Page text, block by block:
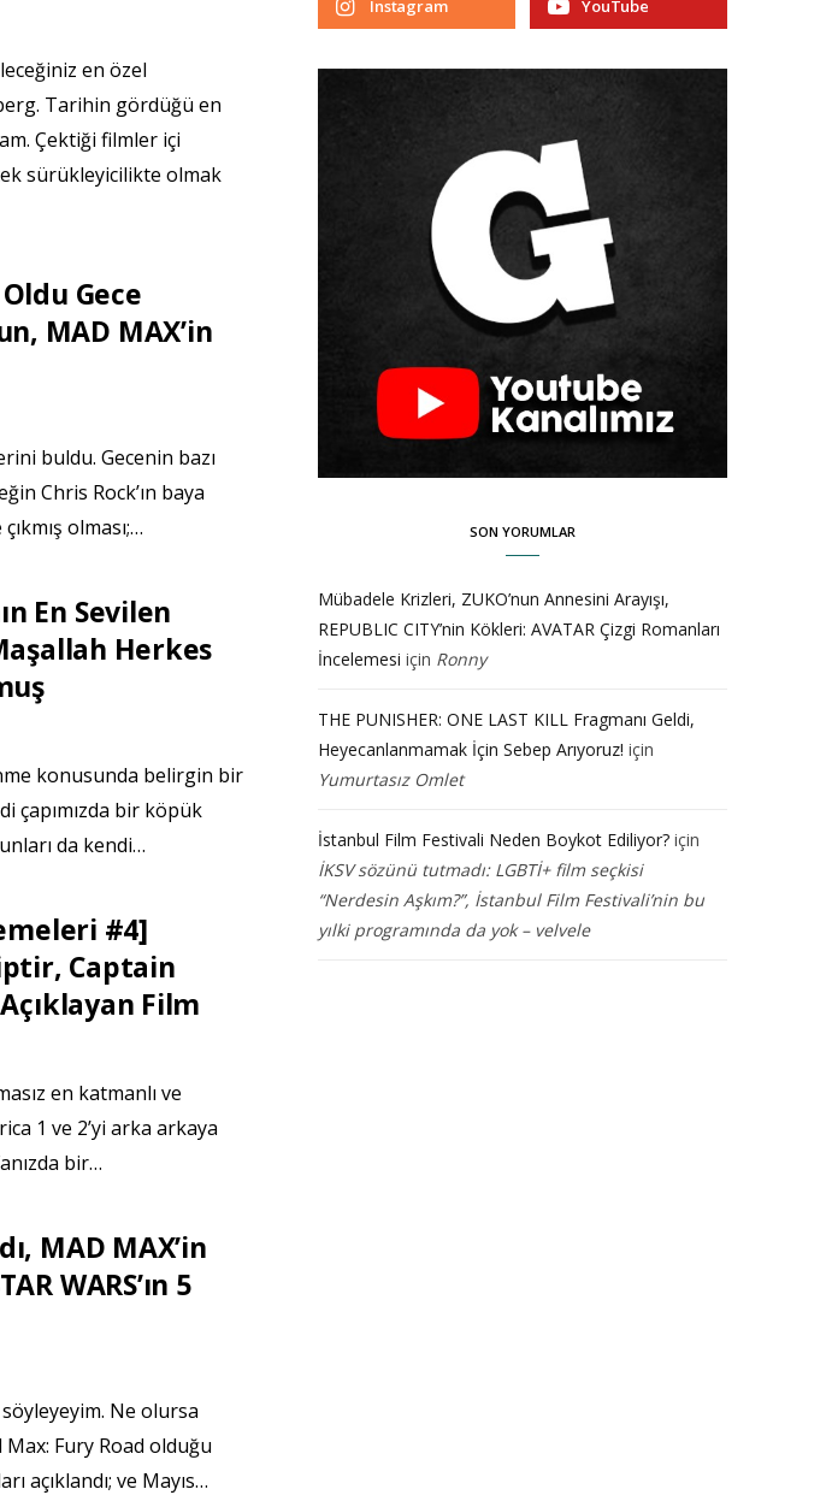
en özel
Tarihin gördüğü en
Çektiği filmler içi
sürükleyicilikte olmak
Gece
MAD MAX’in
buldu. Gecenin bazı
Chris Rock’ın baya
olması;…
En Sevilen
Herkes
konusunda belirgin bir
çapımızda bir köpük
da kendi…
#4]
Captain
Film
en katmanlı ve
1 ve 2’yi arka arkaya
bir…
MAD MAX’in
WARS’ın 5
Ne olursa
Max: Fury Road olduğu
açıklandı; ve Mayıs…
Instagram YouTube
SON YORUMLAR
Mübadele Krizleri, ZUKO’nun Annesini Arayışı,
REPUBLIC CITY’nin Kökleri: AVATAR Çizgi Romanları
İncelemesi için Ronny
THE PUNISHER: ONE LAST KILL Fragmanı Geldi,
Heyecanlanmamak İçin Sebep Arıyoruz! için
Yumurtasız Omlet
İstanbul Film Festivali Neden Boykot Ediliyor? için
İKSV sözünü tutmadı: LGBTİ+ film seçkisi
“Nerdesin Aşkım?”, İstanbul Film Festivali’nin bu
yılki programında da yok – velvele